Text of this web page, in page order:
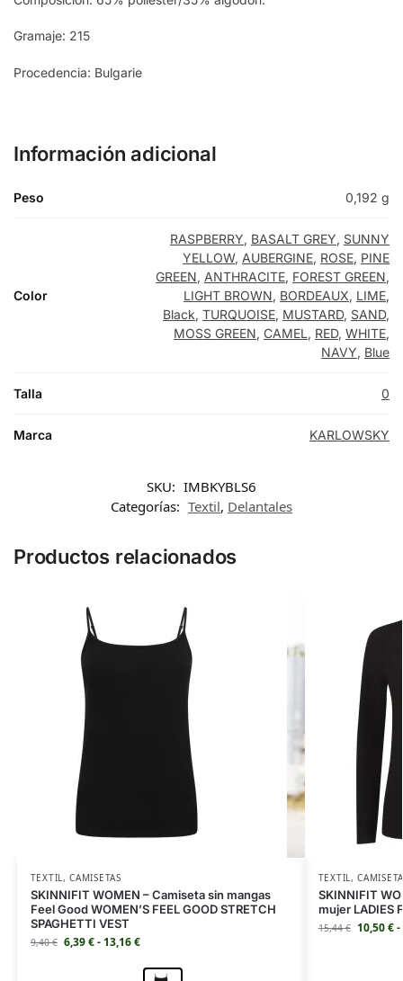
PINE GREEN
SUNNY YELLOW
Gramaje: 215
Procedencia: Bulgarie
Información adicional
Peso 0,192 g
Color
RASPBERRY, BASALT GREY, SUNNY
YELLOW, AUBERGINE, ROSE, PINE
GREEN, ANTHRACITE, FOREST GREEN,
LIGHT BROWN, BORDEAUX, LIME,
Black, TURQUOISE, MUSTARD, SAND,
MOSS GREEN, CAMEL, RED, WHITE,
NAVY, Blue
Talla 0
Marca KARLOWSKY
SKU: IMBKYBLS6
Categorías: Textil, Delantales
Productos relacionados
TEXTIL,CAMISETAS
SKINNIFIT WOMEN – Camiseta sin mangas
Feel Good WOMEN’S FEEL GOOD STRETCH
SPAGHETTI VEST
9,40€ 6,39€- 13,16€
TEXTIL,
SKINNIFIT
mujer LADIES
15,44€ 10,50€-